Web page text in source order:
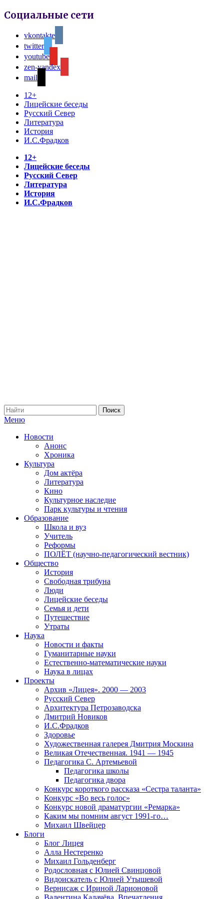
Социальные сети
vkontakte
twitter
youtube
zen-yandex
mail
12+
Лицейские беседы
Русский Север
Литература
История
И.С.Фрадков
12+
Лицейские беседы
Русский Север
Литература
История
И.С.Фрадков
Меню
Новости
Анонс
Хроника
Культура
Дом актёра
Литература
Кино
Культурное наследие
Парк культуры и чтения
Образование
Школа и вуз
Учитель
Реформы
ПОЛЁТ (научно-педагогический вестник)
Общество
История
Свободная трибуна
Люди
Лицейские беседы
Семья и дети
Путешествие
Утраты
Наука
Новости и факты
Гуманитарные науки
Естественно-математические науки
Наука в лицах
Проекты
Архив «Лицея». 2000 — 2003
Русский Север
Архитектура Петрозаводска
Дмитрий Новиков
И.С.Фрадков
Здоровье
Художественная галерея Дмитрия Москина
Великая Отечественная. 1941 — 1945
Педагогика С. Артемьевой
Педагогика школы
Педагогика двора
Конкурс короткого рассказа «Сестра таланта»
Конкурс «Во весь голос»
Конкурс новой драматургии «Ремарка»
Каким мы помним август 1991-го…
Михаил Швейцер
Блоги
Блог Лицея
Алла Нестеренко
Михаил Гольденберг
Родословная с Юлией Свинцовой
Видоискатель с Юлией Утышевой
Вернисаж с Ириной Ларионовой